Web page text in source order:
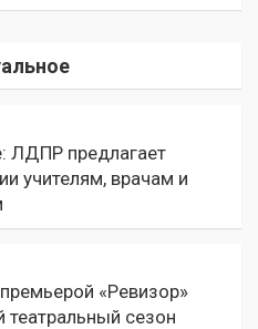
ЛДПР предлагает
учителям, врачам и
«Ревизор»
театральный сезон